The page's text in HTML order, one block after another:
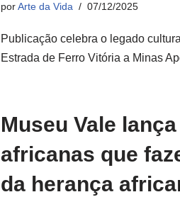
porArte da Vida 07/12/2025
Publicação celebra o legado
Estrada de Ferro Vitória a Minas
Museu Vale
africanas que
da herança